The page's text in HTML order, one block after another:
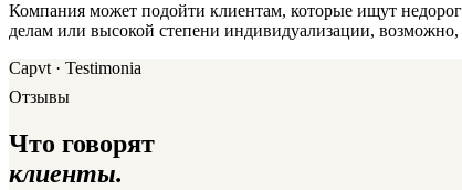
Компания может подойти клиентам, которые ищут
делам или высокой степени индивидуализации, возможно,
Capvt · Testimonia
Отзывы
Что говорят
клиенты.